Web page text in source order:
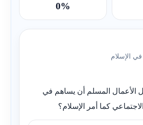
0%
في الإسلام
الأعمال المسلم أن يساهم في
كما أمر الإسلام؟